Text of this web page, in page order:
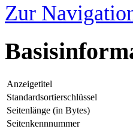
Zur
Anzeigetitel
Standardsortierschlüssel
Seitenlänge (in Bytes)
Seitenkennnummer